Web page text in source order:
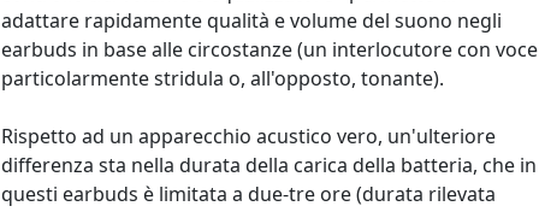
adattare rapidamente qualità e volume del suono negli
earbuds in base alle circostanze (un interlocutore con voce
particolarmente stridula o, all'opposto, tonante).
Rispetto ad un apparecchio acustico vero, un'ulteriore
differenza sta nella durata della carica della batteria, che in
questi earbuds è limitata a due-tre ore (durata rilevata